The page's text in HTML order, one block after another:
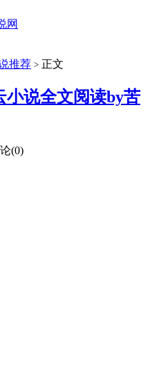
网
推荐 > 正文
小说全文阅读by苦
(0)